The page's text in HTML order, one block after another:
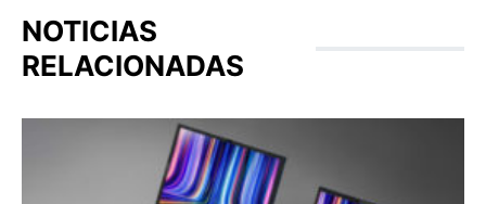
NOTICIAS
RELACIONADAS